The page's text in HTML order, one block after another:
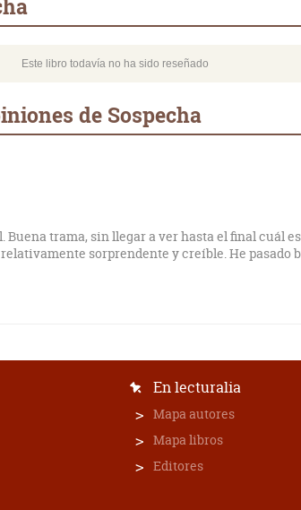
Este libro todavía no ha sido reseñado
de Sospecha
Buena trama, sin llegar a ver hasta el final cuál
sorprendente y creíble. He pasado
En lecturalia
Mapa autores
Mapa libros
Editores